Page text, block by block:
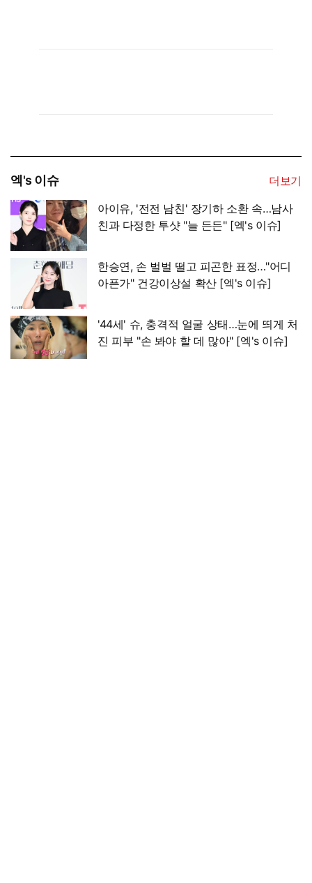
엑's 이슈
더보기
아이유, '전전 남친' 장기하 소환 속…남사
친과 다정한 투샷 "늘 든든" [엑's 이슈]
한승연, 손 벌벌 떨고 피곤한 표정…"어디
아픈가" 건강이상설 확산 [엑's 이슈]
'44세' 슈, 충격적 얼굴 상태…눈에 띄게 처
진 피부 "손 봐야 할 데 많아" [엑's 이슈]